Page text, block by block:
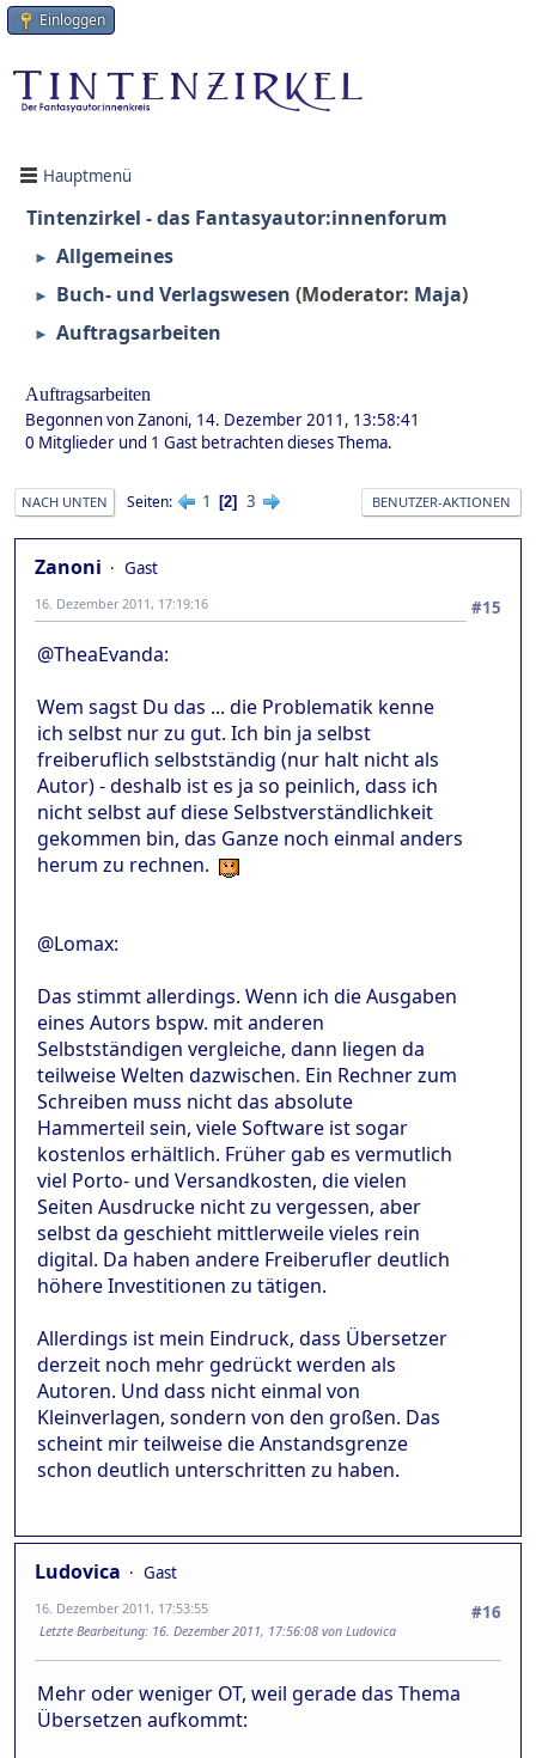
Einloggen
Hauptmenü
Tintenzirkel - das Fantasyautor:innenforum
► Allgemeines
► Buch- und Verlagswesen (Moderator: Maja)
► Auftragsarbeiten
Auftragsarbeiten
Begonnen von Zanoni, 14. Dezember 2011, 13:58:41
0 Mitglieder und 1 Gast betrachten dieses Thema.
NACH UNTEN Seiten 1 2 3 BENUTZER-AKTIONEN
Zanoni
Gast
#15
16. Dezember 2011, 17:19:16
@TheaEvanda:
Wem sagst Du das ... die Problematik kenne
ich selbst nur zu gut. Ich bin ja selbst
freiberuflich selbstständig (nur halt nicht als
Autor) - deshalb ist es ja so peinlich, dass ich
nicht selbst auf diese Selbstverständlichkeit
gekommen bin, das Ganze noch einmal anders
herum zu rechnen.
@Lomax:
Das stimmt allerdings. Wenn ich die Ausgaben
eines Autors bspw. mit anderen
Selbstständigen vergleiche, dann liegen da
teilweise Welten dazwischen. Ein Rechner zum
Schreiben muss nicht das absolute
Hammerteil sein, viele Software ist sogar
kostenlos erhältlich. Früher gab es vermutlich
viel Porto- und Versandkosten, die vielen
Seiten Ausdrucke nicht zu vergessen, aber
selbst da geschieht mittlerweile vieles rein
digital. Da haben andere Freiberufler deutlich
höhere Investitionen zu tätigen.
Allerdings ist mein Eindruck, dass Übersetzer
derzeit noch mehr gedrückt werden als
Autoren. Und dass nicht einmal von
Kleinverlagen, sondern von den großen. Das
scheint mir teilweise die Anstandsgrenze
schon deutlich unterschritten zu haben.
Ludovica
Gast
#16
16. Dezember 2011, 17:53:55
Letzte Bearbeitung: 16. Dezember 2011, 17:56:08 von Ludovica
Mehr oder weniger OT, weil gerade das Thema
Übersetzen aufkommt: